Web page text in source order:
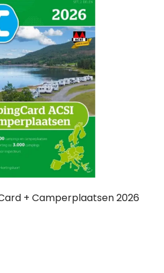
+ Camperplaatsen 2026